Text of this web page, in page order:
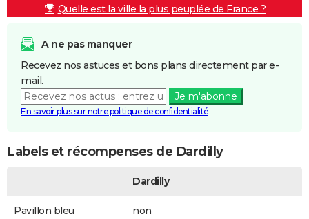
Quelle est la ville la plus peuplée de France ?
A ne pas manquer
Recevez nos astuces et bons plans directement par e-
mail.
Je m'abonne
En savoir plus sur notre politique de confidentialité
Labels et récompenses de Dardilly
Dardilly
Pavillon bleu non